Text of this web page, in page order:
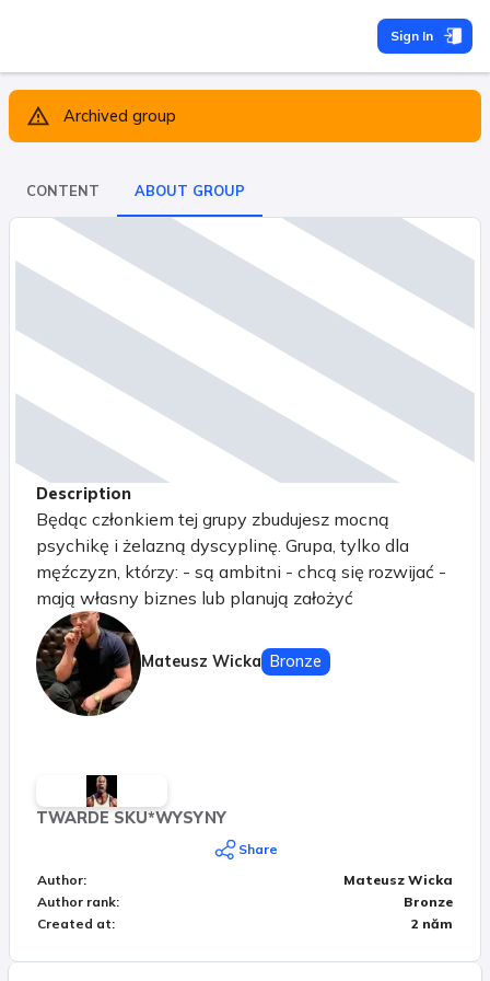
Sign In
Archived group
CONTENT ABOUT GROUP
Description
Będąc członkiem tej grupy zbudujesz mocną
psychikę i żelazną dyscyplinę. Grupa, tylko dla
męźczyzn, którzy: - są ambitni - chcą się rozwijać -
mają własny biznes lub planują założyć
Mateusz Wicka Bronze
TWARDE SKU*WYSYNY
Share
Author:
Mateusz Wicka
Author rank:
Bronze
Created at: 2 năm